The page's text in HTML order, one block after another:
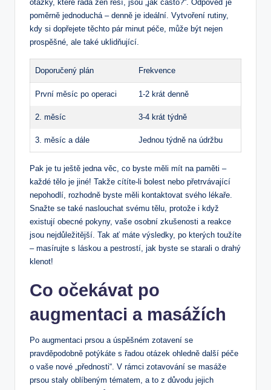
otázky, které řada žen řeší, jsou „jak často?“. Odpověď je
poměrně jednoduchá – denně je ideální. Vytvoření rutiny,
kdy si dopřejete těchto pár minut péče, může být nejen
prospěšné, ale také uklidňující.
Doporučený plán Frekvence
První měsíc po operaci 1-2 krát denně
2. měsíc 3-4 krát týdně
3. měsíc a dále Jednou týdně na údržbu
Pak je tu ještě jedna věc, co byste měli mít na paměti –
každé tělo je jiné! Takže cítíte-li bolest nebo přetrvávající
nepohodlí, rozhodně byste měli kontaktovat svého lékaře.
Snažte se také naslouchat svému tělu, protože i když
existují obecné pokyny, vaše osobní zkušenosti a reakce
jsou nejdůležitější. Tak ať máte výsledky, po kterých toužíte
– masírujte s láskou a pestrostí, jak byste se starali o drahý
klenot!
Co očekávat po
augmentaci a masážích
Po augmentaci prsou a úspěšném zotavení se
pravděpodobně potýkáte s řadou otázek ohledně další péče
o vaše nové „přednosti“. V rámci zotavování se masáže
prsou staly oblíbeným tématem, a to z důvodu jejich